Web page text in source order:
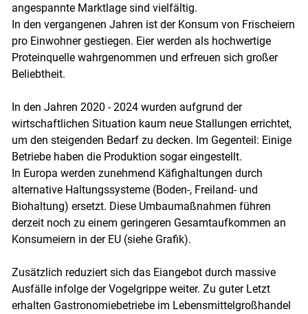
angespannte Marktlage sind vielfältig.
In den vergangenen Jahren ist der Konsum von Frischeiern
pro Einwohner gestiegen. Eier werden als hochwertige
Proteinquelle wahrgenommen und erfreuen sich großer
Beliebtheit.
In den Jahren 2020 - 2024 wurden aufgrund der
wirtschaftlichen Situation kaum neue Stallungen errichtet,
um den steigenden Bedarf zu decken. Im Gegenteil: Einige
Betriebe haben die Produktion sogar eingestellt.
In Europa werden zunehmend Käfighaltungen durch
alternative Haltungssysteme (Boden-, Freiland- und
Biohaltung) ersetzt. Diese Umbaumaßnahmen führen
derzeit noch zu einem geringeren Gesamtaufkommen an
Konsumeiern in der EU (siehe Grafik).
Zusätzlich reduziert sich das Eiangebot durch massive
Ausfälle infolge der Vogelgrippe weiter. Zu guter Letzt
erhalten Gas­tronomiebetriebe im Lebensmittelgroßhandel